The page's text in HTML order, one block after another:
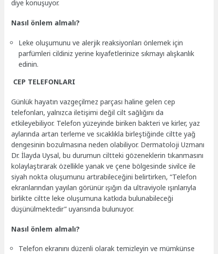
diye konuşuyor.
Nasıl önlem almalı?
Leke oluşumunu ve alerjik reaksiyonları önlemek için
parfümleri cildiniz yerine kıyafetlerinize sıkmayı alışkanlık
edinin.
CEP TELEFONLARI
Günlük hayatın vazgeçilmez parçası haline gelen cep
telefonları, yalnızca iletişimi değil cilt sağlığını da
etkileyebiliyor. Telefon yüzeyinde biriken bakteri ve kirler, yaz
aylarında artan terleme ve sıcaklıkla birleştiğinde ciltte yağ
dengesinin bozulmasına neden olabiliyor. Dermatoloji Uzmanı
Dr. İlayda Uysal, bu durumun ciltteki gözeneklerin tıkanmasını
kolaylaştırarak özellikle yanak ve çene bölgesinde sivilce ile
siyah nokta oluşumunu artırabileceğini belirtirken, “Telefon
ekranlarından yayılan görünür ışığın da ultraviyole ışınlarıyla
birlikte ciltte leke oluşumuna katkıda bulunabileceği
düşünülmektedir” uyarısında bulunuyor.
Nasıl önlem almalı?
Telefon ekranını düzenli olarak temizleyin ve mümkünse